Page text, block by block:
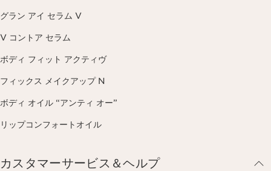
グラン アイ セラム V
V コントア セラム
ボディ フィット アクティヴ
フィックス メイクアップ N
ボディ オイル “アンティ オー”
リップコンフォートオイル
カスタマーサービス＆ヘルプ